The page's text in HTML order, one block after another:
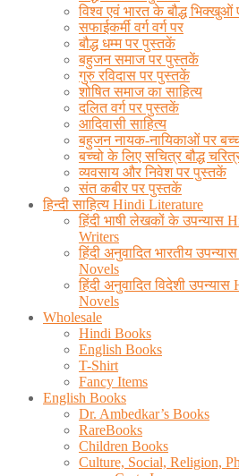
विश्व एवं भारत के बौद्ध भिक्खुओं
सफाईकर्मी वर्ग वर्ग पर
बौद्ध धम्म पर पुस्तकें
बहुजन समाज पर पुस्तकें
गुरु रविदास पर पुस्तकें
शोषित समाज का साहित्य
दलित वर्ग पर पुस्तकें
आदिवासी साहित्य
बहुजन नायक-नायिकाओं पर
बच्चो के लिए सचित्र बौद्ध
व्यवसाय और निवेश पर पुस्तकें
संत कबीर पर पुस्तकें
हिन्दी साहित्य Hindi Literature
हिंदी भाषी लेखकों के उपन्यास
Writers
हिंदी अनुवादित भारतीय
Novels
हिंदी अनुवादित विदेशी
Novels
Wholesale
Hindi Books
English Books
T-Shirt
Fancy Items
English Books
Dr. Ambedkar’s Books
RareBooks
Children Books
Culture, Social, Religion,